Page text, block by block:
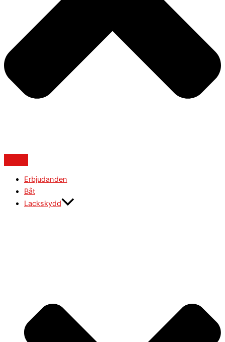
Erbjudanden
Båt
Lackskydd